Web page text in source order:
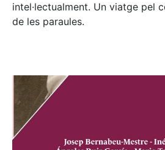
intel·lectualment. Un viatge pel
de les paraules.